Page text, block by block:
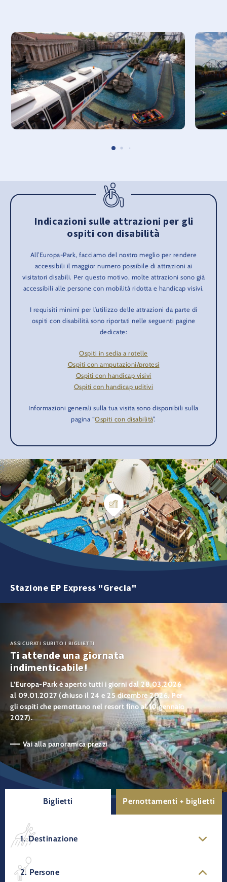
Indicazioni sulle attrazioni per gli
ospiti con disabilità
All’Europa-Park, facciamo del nostro meglio per rendere
accessibili il maggior numero possibile di attrazioni ai
visitatori disabili. Per questo motivo, molte attrazioni sono già
accessibili alle persone con mobilità ridotta e handicap visivi.
I requisiti minimi per l’utilizzo delle attrazioni da parte di
ospiti con disabilità sono riportati nelle seguenti pagine
dedicate:
Ospiti in sedia a rotelle
Ospiti con amputazioni/protesi
Ospiti con handicap visivi
Ospiti con handicap uditivi
Informazioni generali sulla tua visita sono disponibili sulla
pagina “Ospiti con disabilità”.
Stazione EP Express "Grecia"
ASSICURATI SUBITO I BIGLIETTI
Ti attende una giornata
indimenticabile!
L’Europa-Park è aperto tutti i giorni dal 28.03.2026
al 09.01.2027 (chiuso il 24 e 25 dicembre 2026. Per
gli ospiti che pernottano nel resort fino al 10 gennaio
2027).
Vai alla panoramica prezzi
Biglietti Pernottamenti + biglietti
1. Destinazione
2. Persone